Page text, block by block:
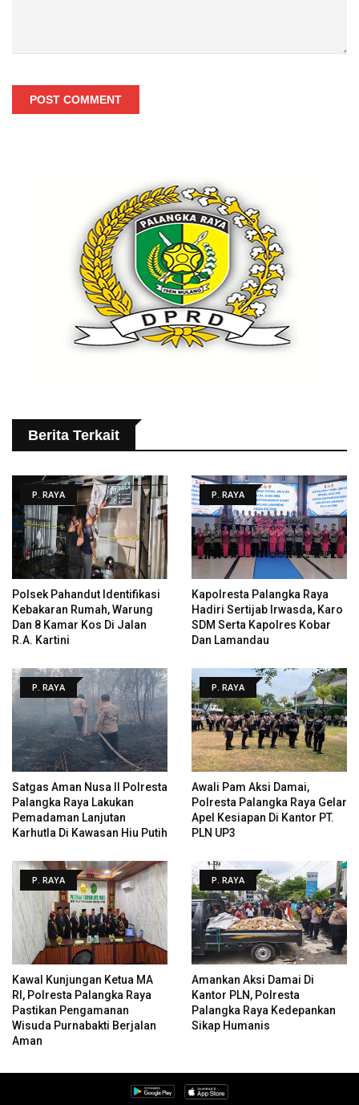
POST COMMENT
Berita Terkait
P. RAYA
Polsek Pahandut Identifikasi
Kebakaran Rumah, Warung
Dan 8 Kamar Kos Di Jalan
R.A. Kartini
P. RAYA
Kapolresta Palangka Raya
Hadiri Sertijab Irwasda, Karo
SDM Serta Kapolres Kobar
Dan Lamandau
P. RAYA
Satgas Aman Nusa II Polresta
Palangka Raya Lakukan
Pemadaman Lanjutan
Karhutla Di Kawasan Hiu Putih
P. RAYA
Awali Pam Aksi Damai,
Polresta Palangka Raya Gelar
Apel Kesiapan Di Kantor PT.
PLN UP3
P. RAYA
Kawal Kunjungan Ketua MA
RI, Polresta Palangka Raya
Pastikan Pengamanan
Wisuda Purnabakti Berjalan
Aman
P. RAYA
Amankan Aksi Damai Di
Kantor PLN, Polresta
Palangka Raya Kedepankan
Sikap Humanis